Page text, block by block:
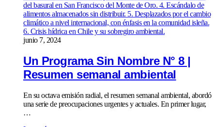
junio 7, 2024
Un Programa Sin Nombre N° 8 |
Resumen semanal ambiental
En su octava emisión radial, el resumen semanal ambiental, abordó
una serie de preocupaciones urgentes y actuales. En primer lugar,
…